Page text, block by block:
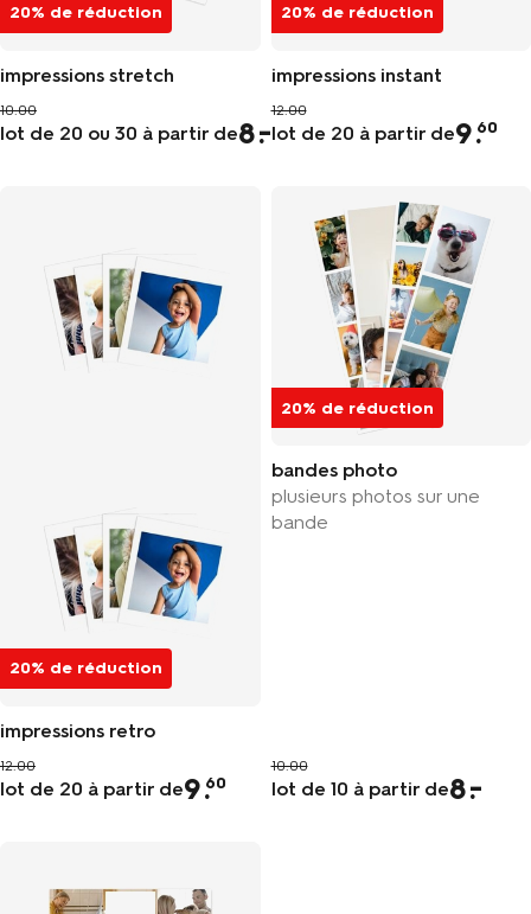
20% de réduction
impressions stretch
10.00
lot de 20 ou 30 à partir de8
20% de réduction
impressions instant
12.00
lot de 20 à partir de9.60
20% de réduction
impressions retro
12.00
lot de 20 à partir de9.60
20% de réduction
bandes photo
plusieurs photos sur une
bande
10.00
lot de 10 à partir de8